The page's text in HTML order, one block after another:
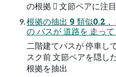
の根拠  文節ペアに注
根拠の抽出 9 類似0.2
の バスが 道路を 走って
二階建てバスが 停車し
スク前 文節ペアを隠し
根拠を抽出